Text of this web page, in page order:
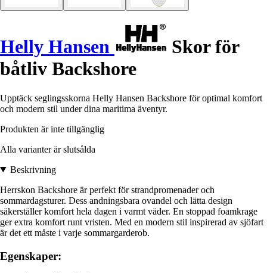
Helly Hansen
Skor för
båtliv Backshore
Upptäck seglingsskorna Helly Hansen Backshore för optimal komfort
och modern stil under dina maritima äventyr.
Produkten är inte tillgänglig
Alla varianter är slutsålda
Beskrivning
Herrskon Backshore är perfekt för strandpromenader och
sommardagsturer. Dess andningsbara ovandel och lätta design
säkerställer komfort hela dagen i varmt väder. En stoppad foamkrage
ger extra komfort runt vristen. Med en modern stil inspirerad av sjöfart
är det ett måste i varje sommargarderob.
Egenskaper: